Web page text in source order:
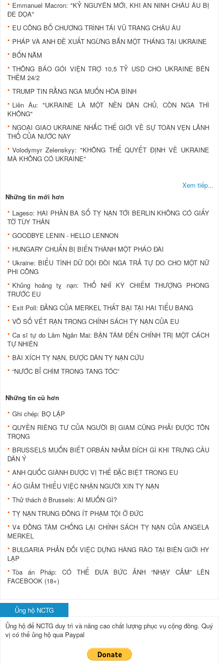
Emmanuel Macron: "KỶ NGUYÊN MỚI, KHI AN NINH CHÂU ÂU BỊ
ĐE DỌA"
EU CÔNG BỐ CHƯƠNG TRÌNH TÁI VŨ TRANG CHÂU ÂU
PHÁP VÀ ANH ĐỀ XUẤT NGỪNG BẮN MỘT THÁNG TẠI UKRAINE
BỐN NĂM
THÔNG BÁO GÓI VIỆN TRỢ 10,5 TỶ USD CHO UKRAINE BÊN
THỀM 24/2
TRUMP TIN RẰNG NGA MUỐN HÒA BÌNH
Liên Âu: "UKRAINE LÀ MỘT NỀN DÂN CHỦ, CÒN NGA THÌ
KHÔNG"
NGOẠI GIAO UKRAINE NHẮC THẾ GIỚI VỀ SỰ TOÀN VẸN LÃNH
THỔ CỦA NƯỚC NÀY
Volodymyr Zelenskyy: "KHÔNG THỂ QUYẾT ĐỊNH VỀ UKRAINE
MÀ KHÔNG CÓ UKRAINE"
Xem tiếp...
Những tin mới hơn
Lageso: HAI PHẦN BA SỐ TỴ NẠN TỚI BERLIN KHÔNG CÓ GIẤY
TỜ TÙY THÂN
GOODBYE LENIN - HELLO LENNON
HUNGARY CHUẨN BỊ BIẾN THÀNH MỘT PHÁO ĐÀI
Ukraine: BIỂU TÌNH DỮ DỘI ĐÒI NGA TRẢ TỰ DO CHO MỘT NỮ
PHI CÔNG
Khủng hoảng tỵ nạn: THỔ NHĨ KỲ CHIẾM THƯỢNG PHONG
TRƯỚC EU
Exit Poll: ĐẢNG CỦA MERKEL THẤT BẠI TẠI HAI TIỂU BANG
VÔ SỐ VẾT RẠN TRONG CHÍNH SÁCH TỴ NẠN CỦA EU
Ca sĩ tự do Lâm Ngân Mai: BẬN TÂM ĐẾN CHÍNH TRỊ MỘT CÁCH
TỰ NHIÊN
BÀI XÍCH TỴ NẠN, ĐƯỢC DÂN TỴ NẠN CỨU
“NƯỚC BỈ CHÌM TRONG TANG TÓC”
Những tin cũ hơn
Ghi chép: BỌ LẬP
QUYỀN RIÊNG TƯ CỦA NGƯỜI BỊ GIAM CŨNG PHẢI ĐƯỢC TÔN
TRỌNG
BRUSSELS MUỐN BIẾT ORBÁN NHẰM ĐÍCH GÌ KHI TRƯNG CẦU
DÂN Ý
ANH QUỐC GIÀNH ĐƯỢC VỊ THẾ ĐẶC BIỆT TRONG EU
ÁO GIẢM THIỂU VIỆC NHẬN NGƯỜI XIN TỴ NẠN
Thử thách ở Brussels: AI MUỐN GÌ?
TỴ NẠN TRUNG ĐÔNG ÍT PHẠM TỘI Ở ĐỨC
V4 ĐỒNG TÂM CHỐNG LẠI CHÍNH SÁCH TỴ NẠN CỦA ANGELA
MERKEL
BULGARIA PHẢN ĐỐI VIỆC DỰNG HÀNG RÀO TẠI BIÊN GIỚI HY
LẠP
Tòa án Pháp: CÓ THỂ ĐƯA BỨC ẢNH “NHẠY CẢM” LÊN
FACEBOOK (18+)
Ủng hộ NCTG
Ủng hộ để NCTG duy trì và nâng cao chất lượng phục vụ cộng đồng. Quý
vị có thể ủng hộ qua Paypal